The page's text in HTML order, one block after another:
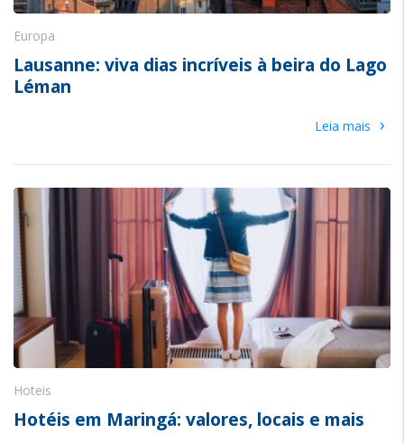
Europa
Lausanne: viva dias incríveis à beira do Lago
Léman
Leia mais ›
Hoteis
Hotéis em Maringá: valores, locais e mais